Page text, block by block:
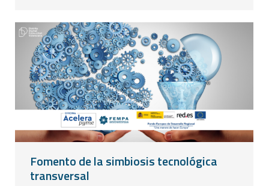
Fomento de la simbiosis tecnológica
transversal